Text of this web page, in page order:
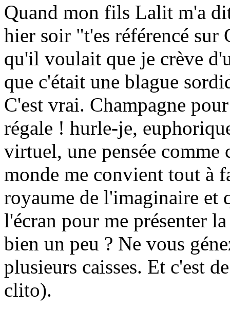
Quand mon fils Lalit m'a
hier soir "t'es référencé sur
qu'il voulait que je crève
que c'était une blague
C'est vrai. Champagne
régale ! hurle-je,
virtuel, une pensée comme
monde me convient tout à
royaume de l'imaginaire et
l'écran pour me présenter
bien un peu ? Ne vous
plusieurs caisses. Et c'est
clito).